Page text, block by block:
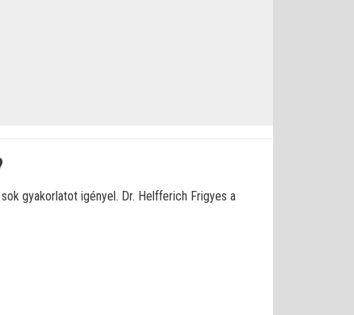
gyakorlatot igényel. Dr. Helfferich Frigyes a